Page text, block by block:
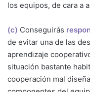
los equipos, de cara a
(c) Conseguirás
de evitar una de las
aprendizaje
situación bastante
cooperación mal